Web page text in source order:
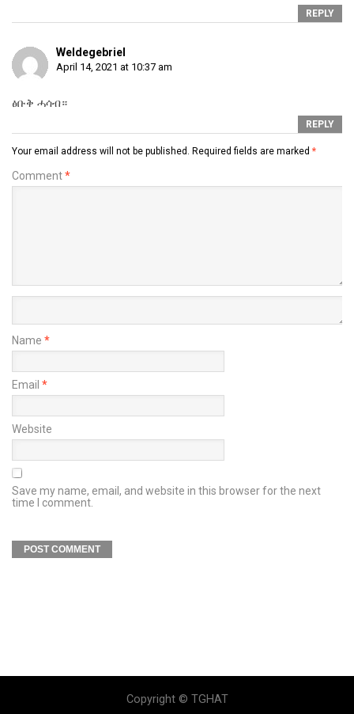
REPLY
Weldegebriel
April 14, 2021 at 10:37 am
ፅቡቅ ሓሳብ።
REPLY
Your email address will not be published. Required fields are marked *
Comment*
Name *
Email *
Website
Save my name, email, and website in this browser for the next
time I comment.
Copyright © TGHAT